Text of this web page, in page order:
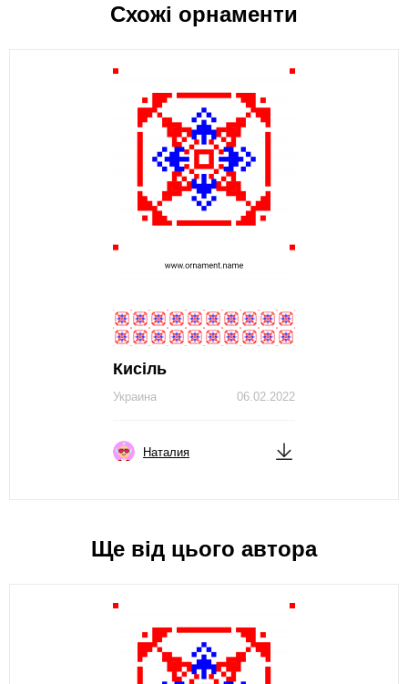
Схожі орнаменти
Кисiль
06.02.2022
Украина
Наталия
Ще від цього автора